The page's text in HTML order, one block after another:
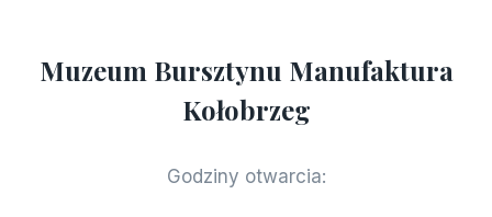
Muzeum Bursztynu Manufaktura
Kołobrzeg
Godziny otwarcia: